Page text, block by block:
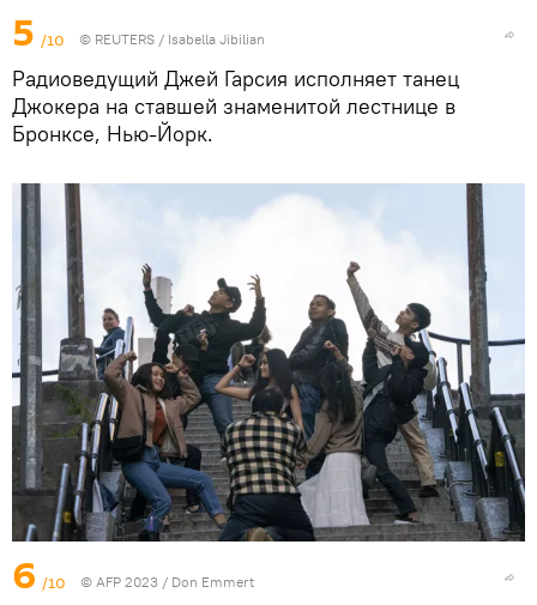
5 /10 © REUTERS / Isabella Jibilian
Радиоведущий Джей Гарсия исполняет танец
Джокера на ставшей знаменитой лестнице в
Бронксе, Нью-Йорк.
6 /10 © AFP 2023 / Don Emmert